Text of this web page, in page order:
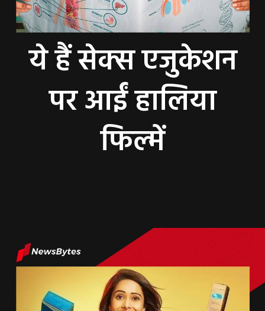
ये हैं सेक्स एजुकेशन
पर आईं हालिया
फिल्में